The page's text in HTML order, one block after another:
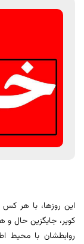
این روزها، با هر
کویر، جایگزین حال
روابطشان با محیط